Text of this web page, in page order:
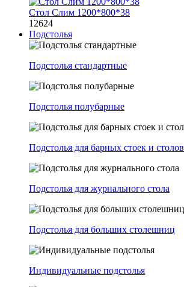
Стол Слим 1200*800*38
12624
Подстолья
Подстолья стандартные
Подстолья полубарные
Подстолья для барных стоек и столов
Подстолья для журнального стола
Подстолья для больших столешниц
Индивидуальные подстолья